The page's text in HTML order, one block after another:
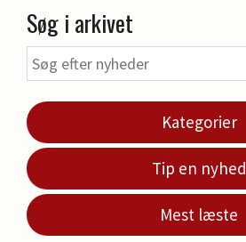
Søg i arkivet
Kategorier
Tip en nyhed
Mest læste